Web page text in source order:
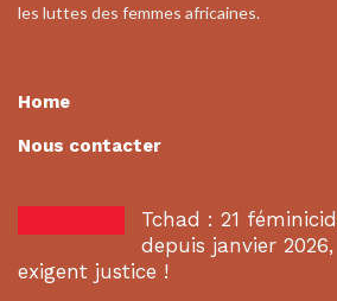
les luttes des femmes africaines.
Home
Nous contacter
Tchad : 21
depuis janvier
exigent justice !